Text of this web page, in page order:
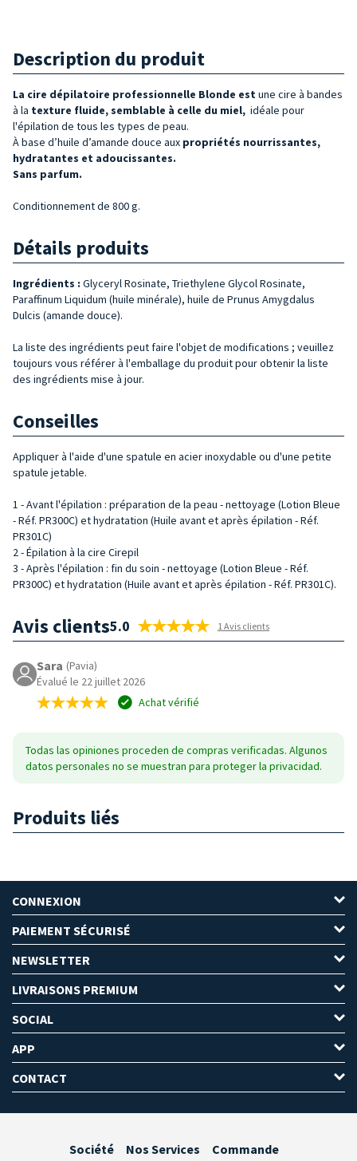
Description du produit
La cire dépilatoire professionnelle Blonde est une cire à bandes
à la texture fluide, semblable à celle du miel, idéale pour
l'épilation de tous les types de peau.
À base d’huile d’amande douce aux propriétés nourrissantes,
hydratantes et adoucissantes.
Sans parfum.
Conditionnement de 800 g.
Détails produits
Ingrédients : Glyceryl Rosinate, Triethylene Glycol Rosinate,
Paraffinum Liquidum (huile minérale), huile de Prunus Amygdalus
Dulcis (amande douce).
La liste des ingrédients peut faire l'objet de modifications ; veuillez
toujours vous référer à l'emballage du produit pour obtenir la liste
des ingrédients mise à jour.
Conseilles
Appliquer à l'aide d'une spatule en acier inoxydable ou d'une petite
spatule jetable.
1 - Avant l'épilation : préparation de la peau - nettoyage (Lotion Bleue
- Réf. PR300C) et hydratation (Huile avant et après épilation - Réf.
PR301C)
2 - Épilation à la cire Cirepil
3 - Après l'épilation : fin du soin - nettoyage (Lotion Bleue - Réf.
PR300C) et hydratation (Huile avant et après épilation - Réf. PR301C).
Avis clients5.0 1 Avis clients
Sara (Pavia)
Évalué le 22 juillet 2026
Achat vérifié
Todas las opiniones proceden de compras verificadas. Algunos
datos personales no se muestran para proteger la privacidad.
Produits liés
CONNEXION
PAIEMENT SÉCURISÉ
NEWSLETTER
LIVRAISONS PREMIUM
SOCIAL
APP
CONTACT
Société Nos Services Commande